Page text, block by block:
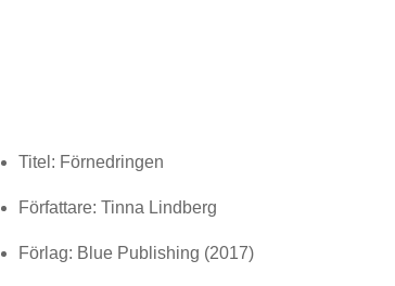
Titel: Förnedringen
Författare: Tinna Lindberg
Förlag: Blue Publishing (2017)